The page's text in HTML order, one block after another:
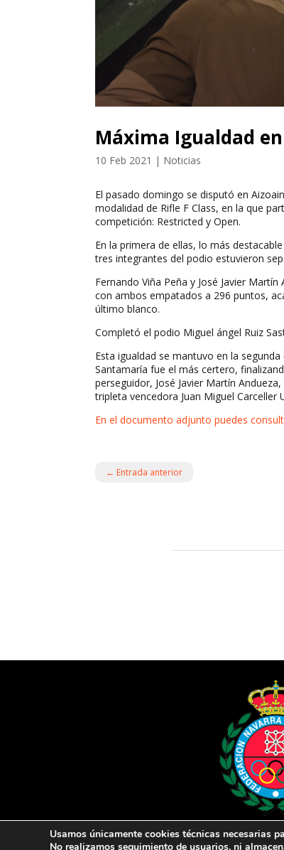
Máxima Igualdad en
10 Feb 2021 | Noticias
El pasado domingo se disputó en
modalidad de Rifle F Class, en la que
competición: Restricted y Open.
En la primera de ellas, lo más
tres integrantes del podio estuvieron
Fernando Viña Peña y José Javier
con ambos empatados a 296 puntos,
último blanco.
Completó el podio Miguel ángel Ruiz
Esta igualdad se mantuvo en la
Santamaría fue el más certero,
perseguidor, José Javier Martín
tripleta vencedora Juan Miguel
En el documento adjunto puedes
← Entrada anterior
Usamos únicamente cookies técnicas necesarias
No realizamos seguimiento de usuarios, ni